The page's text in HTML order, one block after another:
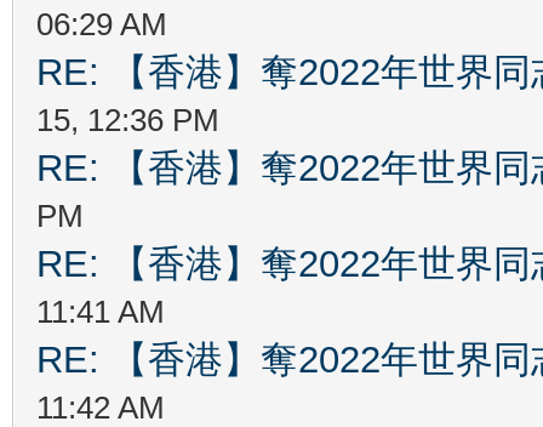
06:29 AM
RE: 【香港】奪2022年世界
15, 12:36 PM
RE: 【香港】奪2022年世界
PM
RE: 【香港】奪2022年世界
11:41 AM
RE: 【香港】奪2022年世界
11:42 AM